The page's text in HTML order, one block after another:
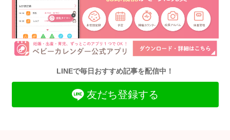
LINEで毎日おすすめ記事を配信中！
友だち登録する